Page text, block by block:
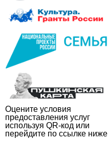
Оцените условия
предоставления услуг
используя QR-код или
перейдите по ссылке ниже